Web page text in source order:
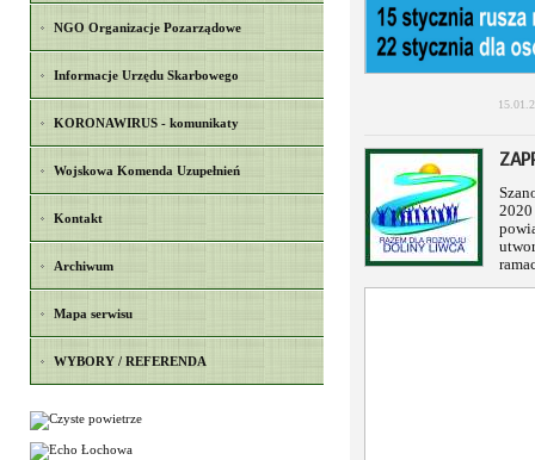
NGO Organizacje Pozarządowe
Informacje Urzędu Skarbowego
KORONAWIRUS - komunikaty
Wojskowa Komenda Uzupełnień
Kontakt
Archiwum
Mapa serwisu
WYBORY / REFERENDA